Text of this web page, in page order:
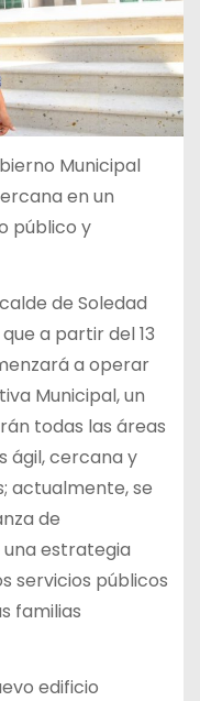
Municipal
en un
público y
de Soledad
a partir del 13
a operar
Municipal, un
todas las áreas
ágil, cercana y
actualmente, se
de
estrategia
servicios públicos
familias
edificio